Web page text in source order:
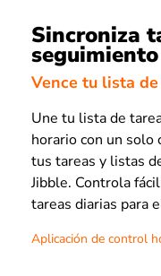
Sincroniza
Vence tu lista
Une tu lista de
horario con un solo
tus tareas y listas
Jibble. Controla
tareas diarias para
Aplicación de control